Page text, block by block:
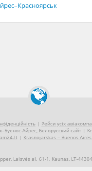
| Рейси усіх
Айрес, Белорусский сайт |
| Krasnojarskas – Buenos
Laisvės al. 61-1, Kaunas, LT-